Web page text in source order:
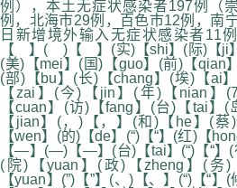
例），本土无症状感染者197例（
例，北海市29例，百色市12例，南
日新增境外输入无症状感染者
【 】( )【 】(实)【shi】(际)【ji】
(美)【mei】(国)【guo】(前)【qian
(部)【bu】(长)【chang】(埃)【ai
【zai】(今)【jin】(年)【nian】
【cuan】(访)【fang】(台)【tai】
【jian】(，)【，】(和)【he】(
【wen】(的)【de】(“)【“】(红)【
【—】(—)【—】(台)【tai】(“)【“】(
(院)【yuan】(政)【zheng】(务
【yuan】(”)【”】(、)【、】(“)【“